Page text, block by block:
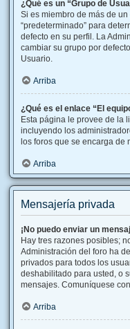
¿Qué es un “Grupo de
Si es miembro de más de
“predeterminado” para
defecto en su perfil. La
cambiar su grupo por
Usuario.
Arriba
¿Qué es el enlace “El
Esta página le provee de la
incluyendo los
los foros que se encarga de
Arriba
Mensajería privada
¡No puedo enviar un
Hay tres razones posibles;
Administración del foro ha
privados para todos los
deshabilitado para usted, o
mensajes. Comuníquese
Arriba